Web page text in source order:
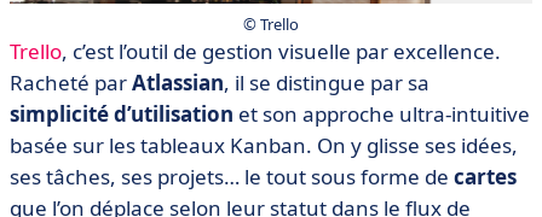
© Trello
Trello, c’est l’outil de gestion visuelle par excellence.
Racheté parAtlassian, il se distingue par sa
simplicité d’utilisation et son approche ultra-intuitive
basée sur les tableaux Kanban. On y glisse ses idées,
ses tâches, ses projets… le tout sous forme de cartes
que l’on déplace selon leur statut dans le flux de